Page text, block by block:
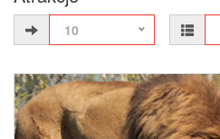
10